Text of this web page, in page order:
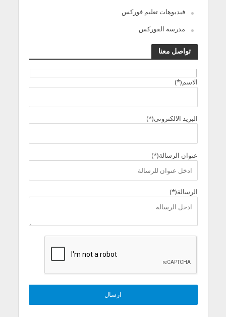
فيديوهات تعليم فوركس
مدرسة الفوركس
تواصل معنا
الاسم(*)
البريد الالكترونى(*)
عنوان الرسالة(*)
الرسالة(*)